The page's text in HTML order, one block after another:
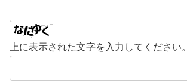
上に表示された文字を入力してください。